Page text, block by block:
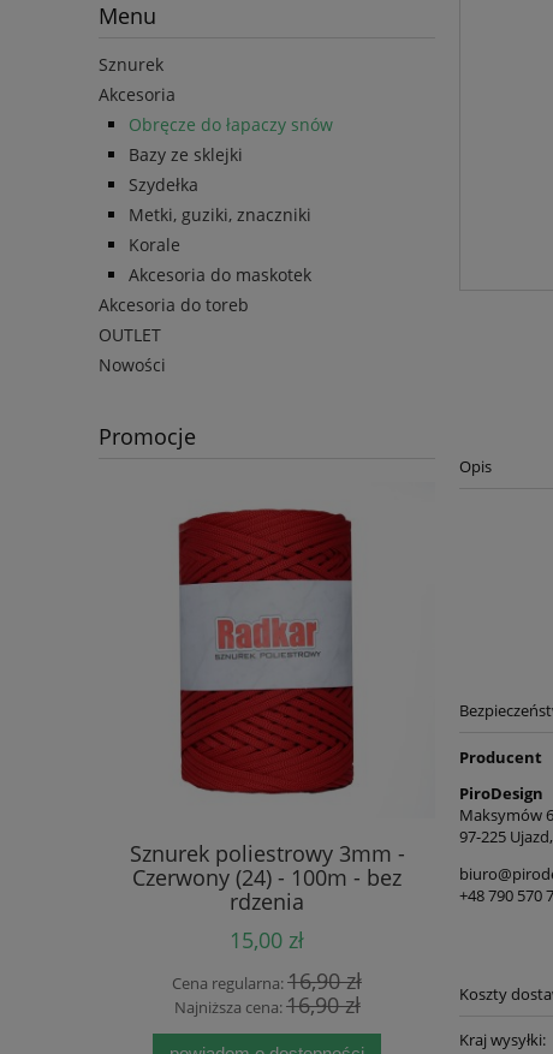
Menu
Sznurek
Akcesoria
Obręcze do łapaczy snów
Bazy ze sklejki
Szydełka
Metki, guziki, znaczniki
Korale
Akcesoria do maskotek
Akcesoria do toreb
OUTLET
Nowości
Promocje
Sznurek poliestrowy 3mm -
Czerwony (24) - 100m - bez
rdzenia
15,00 zł
Cena regularna:16,90 zł
Najniższa cena:16,90 zł
Sznurek
(27) -
Cena
Opis
Producent
PiroDesign
Maksymów
97-225
+48 790 570
Koszty
Kraj wysyłki: